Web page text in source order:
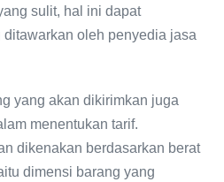
sulit, hal ini dapat
oleh penyedia jasa
yang akan dikirimkan juga
menentukan tarif.
dikenakan berdasarkan berat
dimensi barang yang